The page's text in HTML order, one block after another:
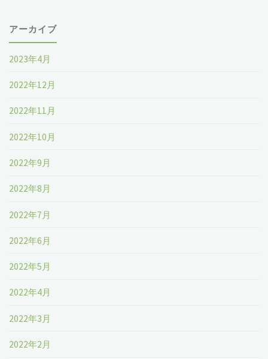
アーカイブ
2023年4月
2022年12月
2022年11月
2022年10月
2022年9月
2022年8月
2022年7月
2022年6月
2022年5月
2022年4月
2022年3月
2022年2月